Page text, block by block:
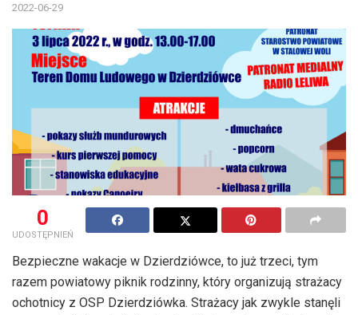
2022-06-29
0
UDOSTĘPNIEŃ
Bezpieczne wakacje w Dzierdziówce, to już trzeci, tym
razem powiatowy piknik rodzinny, który organizują strażacy
ochotnicy z OSP Dzierdziówka. Strażacy jak zwykle stanęli